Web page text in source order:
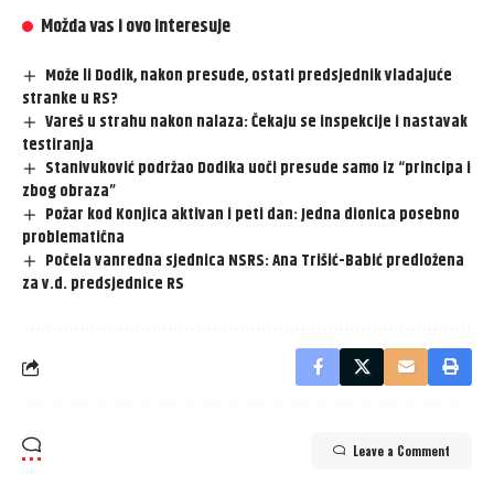
Možda vas i ovo interesuje
Može li Dodik, nakon presude, ostati predsjednik vladajuće
stranke u RS?
Vareš u strahu nakon nalaza: Čekaju se inspekcije i nastavak
testiranja
Stanivuković podržao Dodika uoči presude samo iz “principa i
zbog obraza”
Požar kod Konjica aktivan i peti dan: Jedna dionica posebno
problematična
Počela vanredna sjednica NSRS: Ana Trišić-Babić predložena
za v.d. predsjednice RS
Leave a Comment